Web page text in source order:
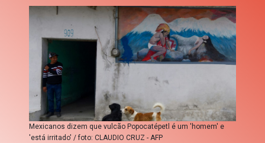
Mexicanos dizem que vulcão Popocatépetl é um 'homem' e
'está irritado' / foto: CLAUDIO CRUZ - AFP